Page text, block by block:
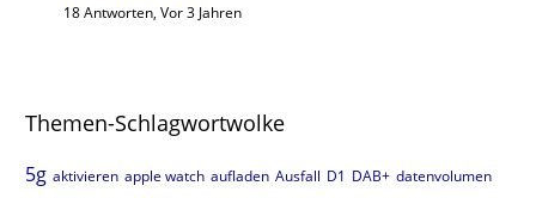
18 Antworten, Vor 3 Jahren
Themen-Schlagwortwolke
5g aktivieren apple watch aufladen Ausfall D1 DAB+ datenvolumen